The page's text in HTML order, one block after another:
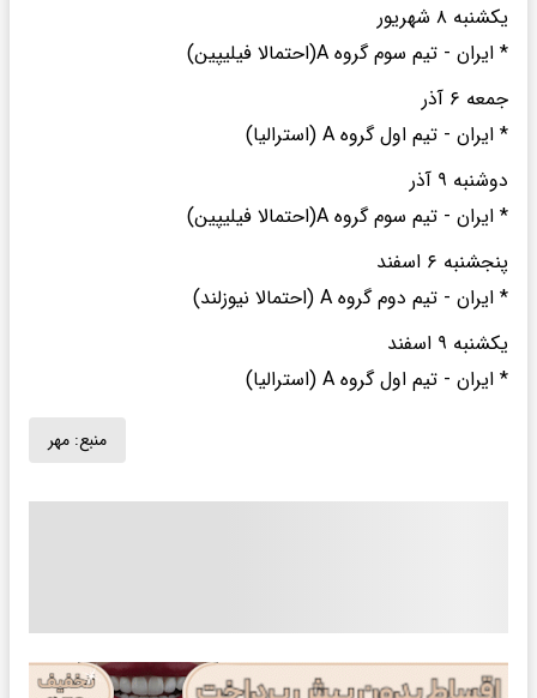
یکشنبه ۸ شهریور
* ایران - تیم سوم گروه A(احتمالا فیلیپین)
جمعه ۶ آذر
* ایران - تیم اول گروه A (استرالیا)
دوشنبه ۹ آذر
* ایران - تیم سوم گروه A(احتمالا فیلیپین)
پنجشنبه ۶ اسفند
* ایران - تیم دوم گروه A (احتمالا نیوزلند)
یکشنبه ۹ اسفند
* ایران - تیم اول گروه A (استرالیا)
منبع: مهر